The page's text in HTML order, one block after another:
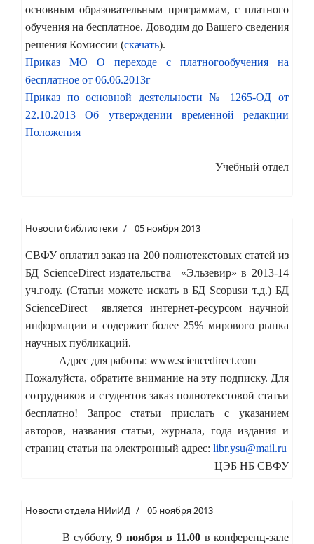
основным образовательным программам, с платного
обучения на бесплатное. Доводим до Вашего сведения
решения Комиссии (скачать).
Приказ МО О переходе с платногообучения на
бесплатное от 06.06.2013г
Приказ по основной деятельности № 1265-ОД от
22.10.2013 Об утверждении временной редакции
Положения
Учебный отдел
Новости библиотеки 05 ноября 2013
СВФУ оплатил заказ на 200 полнотекстовых статей из
БД ScienceDirect издательства «Эльзевир» в 2013-14
уч.году. (Статьи можете искать в БД Scopusи т.д.) БД
ScienceDirect является интернет-ресурсом научной
информации и содержит более 25% мирового рынка
научных публикаций.
Адрес для работы: www.sciencedirect.com
Пожалуйста, обратите внимание на эту подписку. Для
сотрудников и студентов заказ полнотекстовой статьи
бесплатно! Запрос статьи прислать c указанием
авторов, названия статьи, журнала, года издания и
страниц статьи на электронный адрес: libr.ysu@mail.ru
ЦЭБ НБ СВФУ
Новости отдела НИиИД 05 ноября 2013
В субботу,9 ноября в 11.00 в конференц-зале